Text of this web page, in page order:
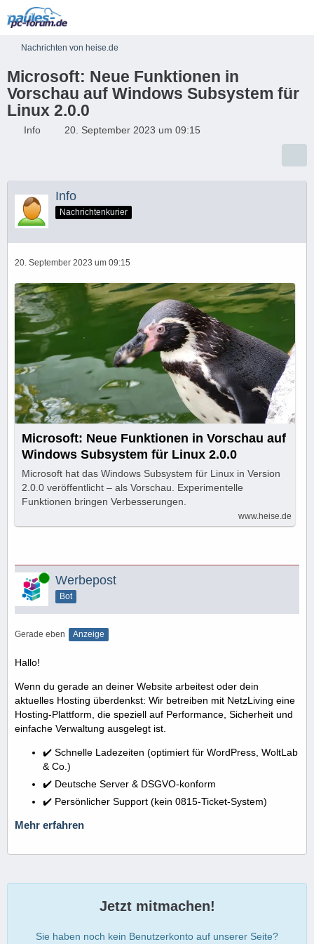
Nachrichten von heise.de
Microsoft: Neue Funktionen in
Vorschau auf Windows Subsystem für
Linux 2.0.0
Info 20. September 2023 um 09:15
Info
Nachrichtenkurier
20. September 2023 um 09:15
Microsoft: Neue Funktionen in Vorschau auf
Windows Subsystem für Linux 2.0.0
Microsoft hat das Windows Subsystem für Linux in Version
2.0.0 veröffentlicht – als Vorschau. Experimentelle
Funktionen bringen Verbesserungen.
www.heise.de
Online Werbepost
Bot
Gerade eben Anzeige
Hallo!
Wenn du gerade an deiner Website arbeitest oder dein
aktuelles Hosting überdenkst: Wir betreiben mit NetzLiving eine
Hosting-Plattform, die speziell auf Performance, Sicherheit und
einfache Verwaltung ausgelegt ist.
✔️ Schnelle Ladezeiten (optimiert für WordPress, WoltLab
& Co.)
✔️ Deutsche Server & DSGVO-konform
✔️ Persönlicher Support (kein 0815-Ticket-System)
Mehr erfahren
Jetzt mitmachen!
Sie haben noch kein Benutzerkonto auf unserer Seite?